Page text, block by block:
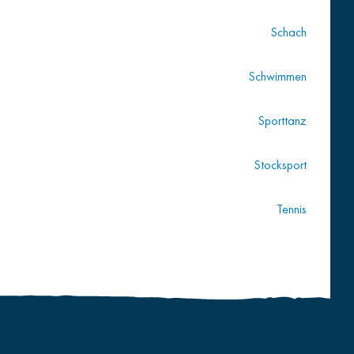
Schach
Schwimmen
Sporttanz
Stocksport
Tennis